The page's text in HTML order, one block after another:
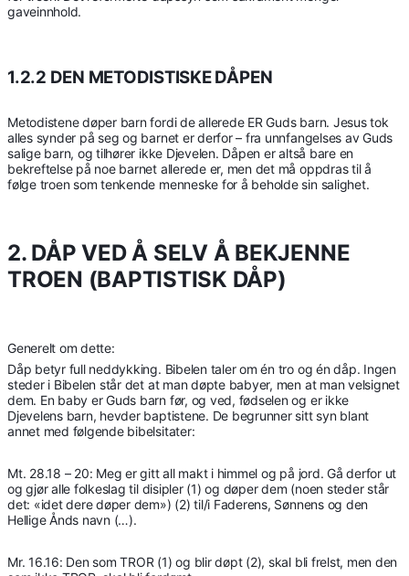
gaveinnhold.
1.2.2 DEN METODISTISKE DÅPEN
Metodistene døper barn fordi de allerede ER Guds barn. Jesus tok
alles synder på seg og barnet er derfor – fra unnfangelses av Guds
salige barn, og tilhører ikke Djevelen. Dåpen er altså bare en
bekreftelse på noe barnet allerede er, men det må oppdras til å
følge troen som tenkende menneske for å beholde sin salighet.
2. DÅP VED Å SELV Å BEKJENNE
TROEN (BAPTISTISK DÅP)
Generelt om dette:
Dåp betyr full neddykking. Bibelen taler om én tro og én dåp. Ingen
steder i Bibelen står det at man døpte babyer, men at man velsignet
dem. En baby er Guds barn før, og ved, fødselen og er ikke
Djevelens barn, hevder baptistene. De begrunner sitt syn blant
annet med følgende bibelsitater:
Mt. 28.18 – 20: Meg er gitt all makt i himmel og på jord. Gå derfor ut
og gjør alle folkeslag til disipler (1) og døper dem (noen steder står
det: «idet dere døper dem») (2) til/i Faderens, Sønnens og den
Hellige Ånds navn (…).
Mr. 16.16: Den som TROR (1) og blir døpt (2), skal bli frelst, men den